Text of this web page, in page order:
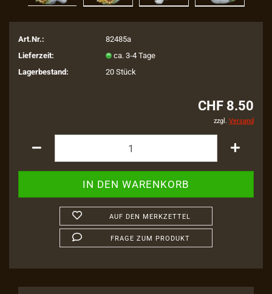
Art.Nr.:
82485a
Lieferzeit:
ca. 3-4 Tage
Lagerbestand:
20Stück
CHF 8.50
zzgl. Versand
AUF DEN MERKZETTEL
FRAGE ZUM PRODUKT